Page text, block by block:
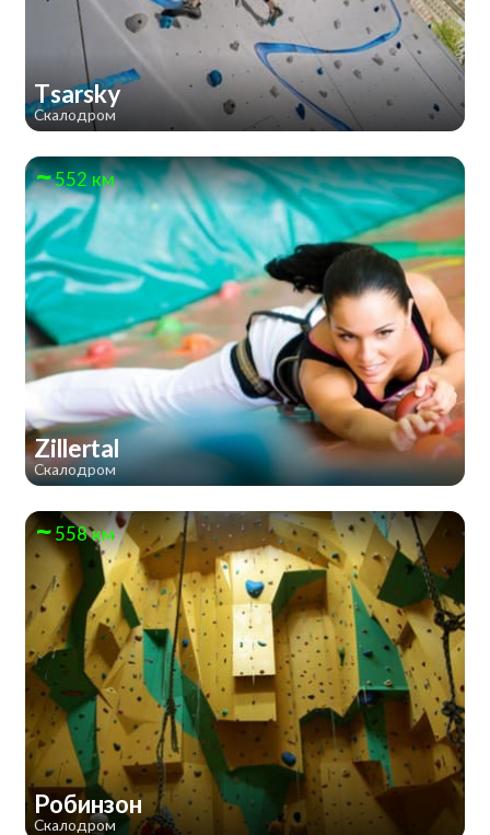
Tsarsky
Скалодром
552 км
Zillertal
Скалодром
558 км
Робинзон
Скалодром